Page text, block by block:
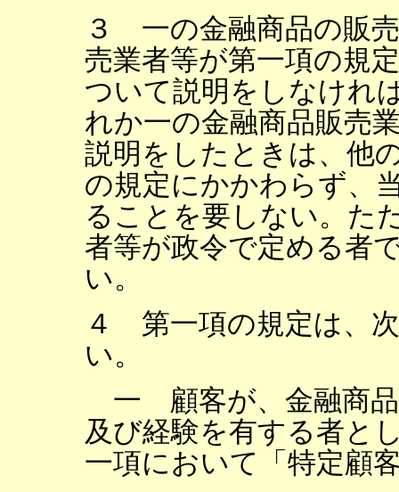
３ 一の金融商品の販
売業者等が第一項の規
ついて説明をしなけれ
れか一の金融商品販売
説明をしたときは、他
の規定にかかわらず、
ることを要しない。た
者等が政令で定める者
い。
４ 第一項の規定は、
い。
一 顧客が、金融商品
及び経験を有する者と
一項において「特定顧